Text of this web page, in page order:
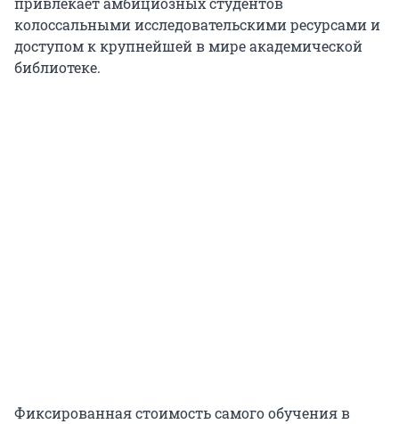
колоссальными исследовательскими ресурсами и
доступом к крупнейшей в мире академической
библиотеке.
Фиксированная стоимость самого обучения в